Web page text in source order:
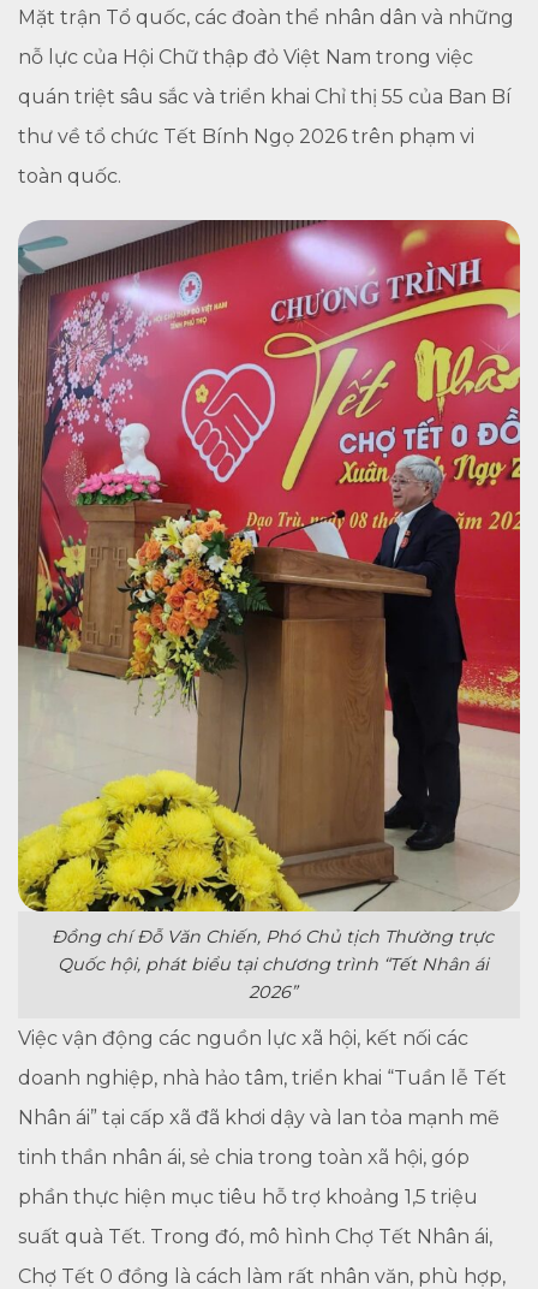
Mặt trận Tổ quốc, các đoàn thể nhân dân và những
nỗ lực của Hội Chữ thập đỏ Việt Nam trong việc
quán triệt sâu sắc và triển khai Chỉ thị 55 của Ban Bí
thư về tổ chức Tết Bính Ngọ 2026 trên phạm vi
toàn quốc.
Đồng chí Đỗ Văn Chiến, Phó Chủ tịch Thường trực
Quốc hội, phát biểu tại chương trình “Tết Nhân ái
2026”
Việc vận động các nguồn lực xã hội, kết nối các
doanh nghiệp, nhà hảo tâm, triển khai “Tuần lễ Tết
Nhân ái” tại cấp xã đã khơi dậy và lan tỏa mạnh mẽ
tinh thần nhân ái, sẻ chia trong toàn xã hội, góp
phần thực hiện mục tiêu hỗ trợ khoảng 1,5 triệu
suất quà Tết. Trong đó, mô hình Chợ Tết Nhân ái,
Chợ Tết 0 đồng là cách làm rất nhân văn, phù hợp,